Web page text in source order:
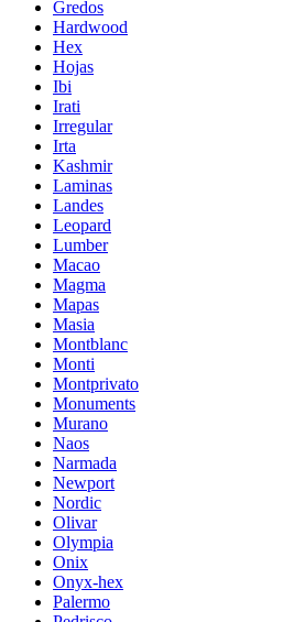
Gredos
Hardwood
Hex
Hojas
Ibi
Irati
Irregular
Irta
Kashmir
Laminas
Landes
Leopard
Lumber
Macao
Magma
Mapas
Masia
Montblanc
Monti
Montprivato
Monuments
Murano
Naos
Narmada
Newport
Nordic
Olivar
Olympia
Onix
Onyx-hex
Palermo